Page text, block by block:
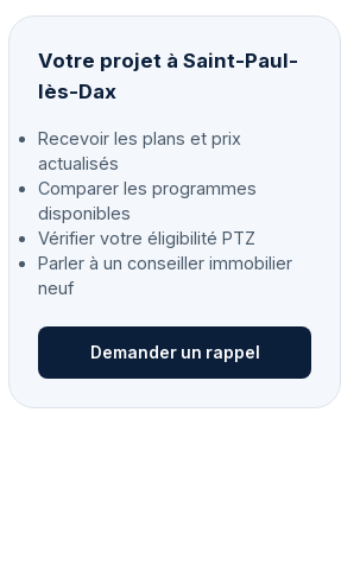
Votre projet à Saint-Paul-
lès-Dax
Recevoir les plans et prix
actualisés
Comparer les programmes
disponibles
Vérifier votre éligibilité PTZ
Parler à un conseiller immobilier
neuf
Demander un rappel